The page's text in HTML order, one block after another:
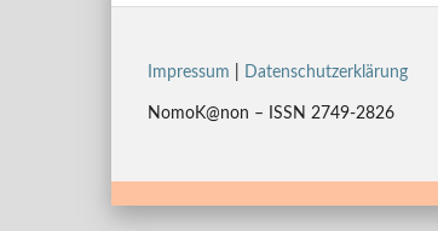
Impressum Datenschutzerklärung
NomoK@non – ISSN 2749-2826